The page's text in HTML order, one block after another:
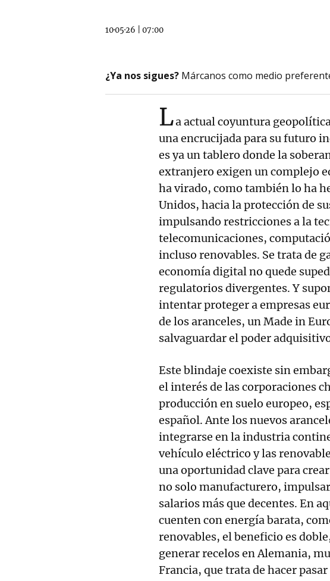
10·05·26 07:00
¿Ya nos sigues? Márcanos como medio
La actual coyuntura
una encrucijada para su futuro
es ya un tablero donde la
extranjero exigen un complejo
ha virado, como también lo ha
Unidos, hacia la protección de
impulsando restricciones a la
telecomunicaciones,
incluso renovables. Se trata de
economía digital no quede
regulatorios divergentes. Y
intentar proteger a empresas
de los aranceles, un Made in
salvaguardar el poder
Este blindaje coexiste sin
el interés de las corporaciones
producción en suelo europeo,
español. Ante los nuevos
integrarse en la industria
vehículo eléctrico y las
una oportunidad clave para
no solo manufacturero,
salarios más que decentes. En
cuenten con energía barata,
renovables, el beneficio es
generar recelos en Alemania,
Francia, que trata de hacer